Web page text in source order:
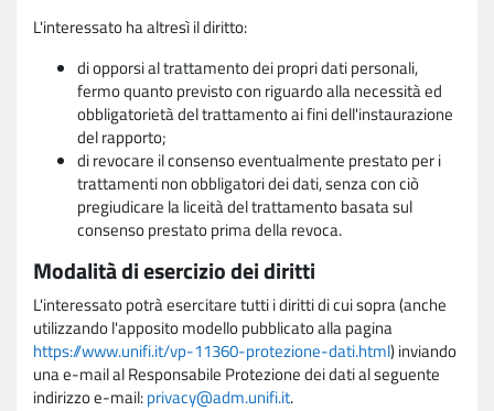
L'interessato ha altresì il diritto:
di opporsi al trattamento dei propri dati personali,
fermo quanto previsto con riguardo alla necessità ed
obbligatorietà del trattamento ai fini dell'instaurazione
del rapporto;
di revocare il consenso eventualmente prestato per i
trattamenti non obbligatori dei dati, senza con ciò
pregiudicare la liceità del trattamento basata sul
consenso prestato prima della revoca.
Modalità di esercizio dei diritti
L'interessato potrà esercitare tutti i diritti di cui sopra (anche
utilizzando l'apposito modello pubblicato alla pagina
https://www.unifi.it/vp-11360-protezione-dati.html) inviando
una e-mail al Responsabile Protezione dei dati al seguente
indirizzo e-mail:privacy@adm.unifi.it.